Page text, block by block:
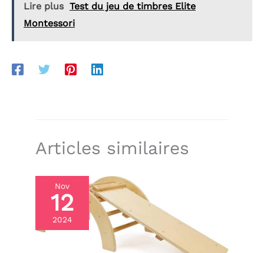
Lire plus Test du jeu de timbres Elite
Montessori
Articles similaires
Nov
12
2024